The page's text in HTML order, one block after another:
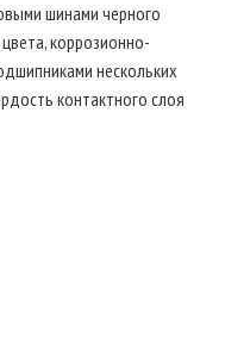
шинами черного
коррозионно-
нескольких
контактного слоя